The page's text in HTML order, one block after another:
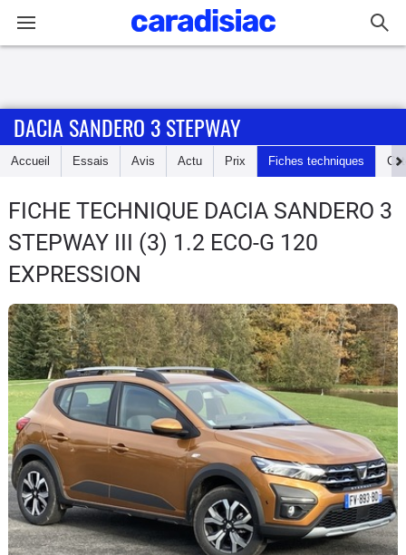
Accueil
Essais
Guide
d'achat
Electriques
Utilitaires
Flottes
Auto
Services
Forum
DACIA SANDERO 3 STEPWAY
Accueil Essais Avis Actu Prix Fiches techniques
FICHE TECHNIQUE DACIA SANDERO 3
STEPWAY III (3) 1.2 ECO-G 120
EXPRESSION